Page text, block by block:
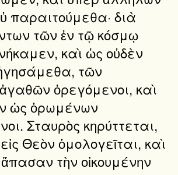
παραιτούμεθα· διὰ
τῶν ἐν τῷ κόσμῳ
καὶ ὡς οὐδὲν
τῶν
ὀρεγόμενοι, καὶ
ὡς ὁρωμένων
Σταυρὸς κηρύττεται,
Θεὸν ὁμολογεῖται, καὶ
τὴν οἰκουμένην